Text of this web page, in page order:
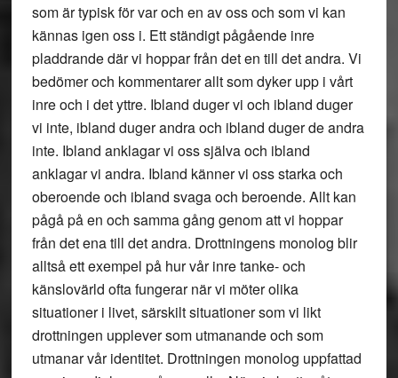
som är typisk för var och en av oss och som vi kan
kännas igen oss i. Ett ständigt pågående inre
pladdrande där vi hoppar från det en till det andra. Vi
bedömer och kommentarer allt som dyker upp i vårt
inre och i det yttre. Ibland duger vi och ibland duger
vi inte, ibland duger andra och ibland duger de andra
inte. Ibland anklagar vi oss själva och ibland
anklagar vi andra. Ibland känner vi oss starka och
oberoende och ibland svaga och beroende. Allt kan
pågå på en och samma gång genom att vi hoppar
från det ena till det andra. Drottningens monolog blir
alltså ett exempel på hur vår inre tanke- och
känslovärld ofta fungerar när vi möter olika
situationer i livet, särskilt situationer som vi likt
drottningen upplever som utmanande och som
utmanar vår identitet. Drottningen monolog uppfattad